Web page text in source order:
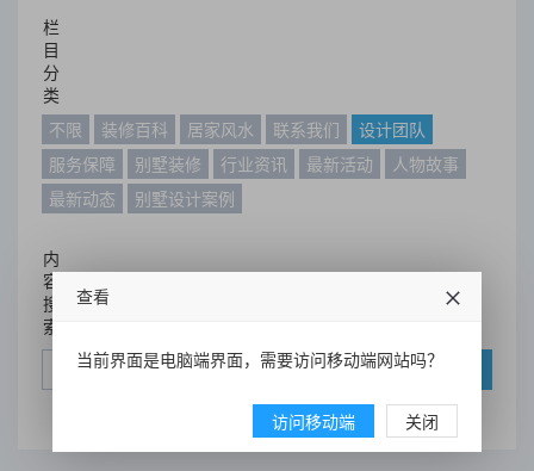
栏
目
分
类
不限
装修百科 居家风水 联系我们
设计团队
服务保障
别墅装修 行业资讯 最新活动
人物故事
最新动态
别墅设计案例
内
容
搜
索
查看
当前界面是电脑端界面，需要访问移动端网站吗？
访问移动端 关闭